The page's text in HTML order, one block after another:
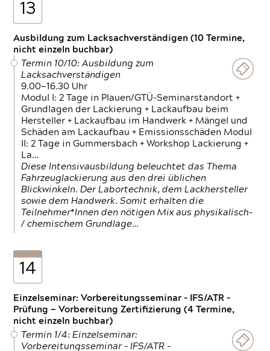
13
Ausbildung zum Lacksachverständigen (10 Termine,
nicht einzeln buchbar)
Termin 10/10: Ausbildung zum
Lacksachverständigen
9.00—16.30 Uhr
Modul I: 2 Tage in Plauen/GTÜ-Seminarstandort +
Grundlagen der Lackierung + Lackaufbau beim
Hersteller + Lackaufbau im Handwerk + Mängel und
Schäden am Lackaufbau + Emissionsschäden Modul
II: 2 Tage in Gummersbach + Workshop Lackierung +
La…
Diese Intensivausbildung beleuchtet das Thema
Fahrzeuglackierung aus den drei üblichen
Blickwinkeln. Der Labortechnik, dem Lackhersteller
sowie dem Handwerk. Somit erhalten die
Teilnehmer*Innen den nötigen Mix aus physikalisch-
/ chemischem Grundlage…
14
Einzelseminar: Vorbereitungsseminar - IFS/ATR -
Prüfung — Vorbereitung Zertifizierung (4 Termine,
nicht einzeln buchbar)
Termin 1/4: Einzelseminar:
Vorbereitungsseminar - IFS/ATR -